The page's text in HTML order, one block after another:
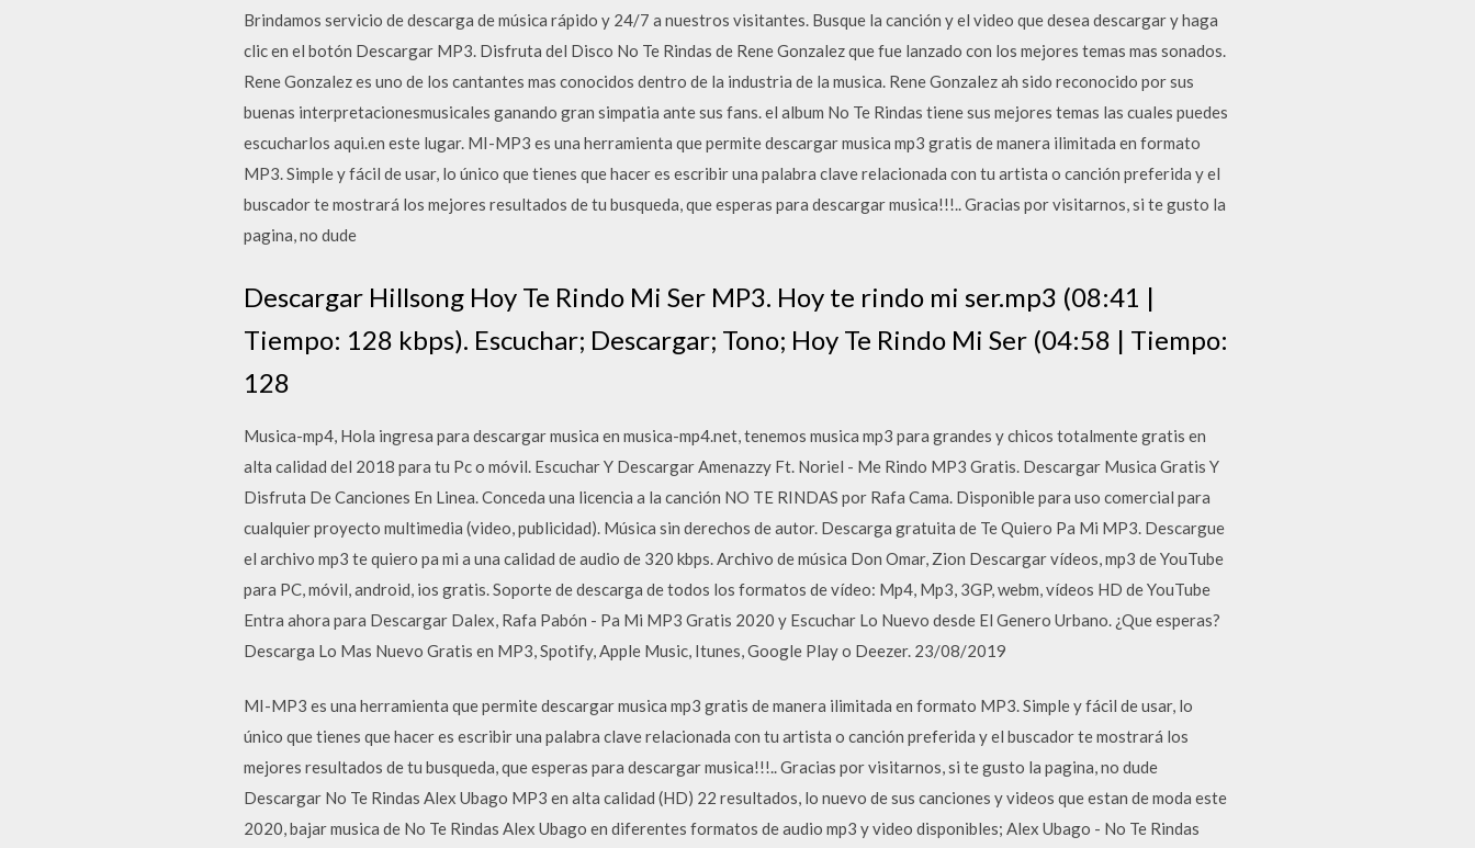
Brindamos servicio de descarga de música rápido y 24/7 a nuestros visitantes. Busque la canción y el video que desea descargar y haga
clic en el botón Descargar MP3. Disfruta del Disco No Te Rindas de Rene Gonzalez que fue lanzado con los mejores temas mas sonados.
Rene Gonzalez es uno de los cantantes mas conocidos dentro de la industria de la musica. Rene Gonzalez ah sido reconocido por sus
buenas interpretacionesmusicales ganando gran simpatia ante sus fans. el album No Te Rindas tiene sus mejores temas las cuales puedes
escucharlos aqui.en este lugar. MI-MP3 es una herramienta que permite descargar musica mp3 gratis de manera ilimitada en formato
MP3. Simple y fácil de usar, lo único que tienes que hacer es escribir una palabra clave relacionada con tu artista o canción preferida y el
buscador te mostrará los mejores resultados de tu busqueda, que esperas para descargar musica!!!.. Gracias por visitarnos, si te gusto la
pagina, no dude
Descargar Hillsong Hoy Te Rindo Mi Ser MP3. Hoy te rindo mi ser.mp3 (08:41 |
Tiempo: 128 kbps). Escuchar; Descargar; Tono; Hoy Te Rindo Mi Ser (04:58 | Tiempo:
128
Musica-mp4, Hola ingresa para descargar musica en musica-mp4.net, tenemos musica mp3 para grandes y chicos totalmente gratis en
alta calidad del 2018 para tu Pc o móvil. Escuchar Y Descargar Amenazzy Ft. Noriel - Me Rindo MP3 Gratis. Descargar Musica Gratis Y
Disfruta De Canciones En Linea. Conceda una licencia a la canción NO TE RINDAS por Rafa Cama. Disponible para uso comercial para
cualquier proyecto multimedia (video, publicidad). Música sin derechos de autor. Descarga gratuita de Te Quiero Pa Mi MP3. Descargue
el archivo mp3 te quiero pa mi a una calidad de audio de 320 kbps. Archivo de música Don Omar, Zion Descargar vídeos, mp3 de YouTube
para PC, móvil, android, ios gratis. Soporte de descarga de todos los formatos de vídeo: Mp4, Mp3, 3GP, webm, vídeos HD de YouTube
Entra ahora para Descargar Dalex, Rafa Pabón - Pa Mi MP3 Gratis 2020 y Escuchar Lo Nuevo desde El Genero Urbano. ¿Que esperas?
Descarga Lo Mas Nuevo Gratis en MP3, Spotify, Apple Music, Itunes, Google Play o Deezer. 23/08/2019
MI-MP3 es una herramienta que permite descargar musica mp3 gratis de manera ilimitada en formato MP3. Simple y fácil de usar, lo
único que tienes que hacer es escribir una palabra clave relacionada con tu artista o canción preferida y el buscador te mostrará los
mejores resultados de tu busqueda, que esperas para descargar musica!!!.. Gracias por visitarnos, si te gusto la pagina, no dude
Descargar No Te Rindas Alex Ubago MP3 en alta calidad (HD) 22 resultados, lo nuevo de sus canciones y videos que estan de moda este
2020, bajar musica de No Te Rindas Alex Ubago en diferentes formatos de audio mp3 y video disponibles; Alex Ubago - No Te Rindas